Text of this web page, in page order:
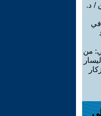
/ د.
في
من